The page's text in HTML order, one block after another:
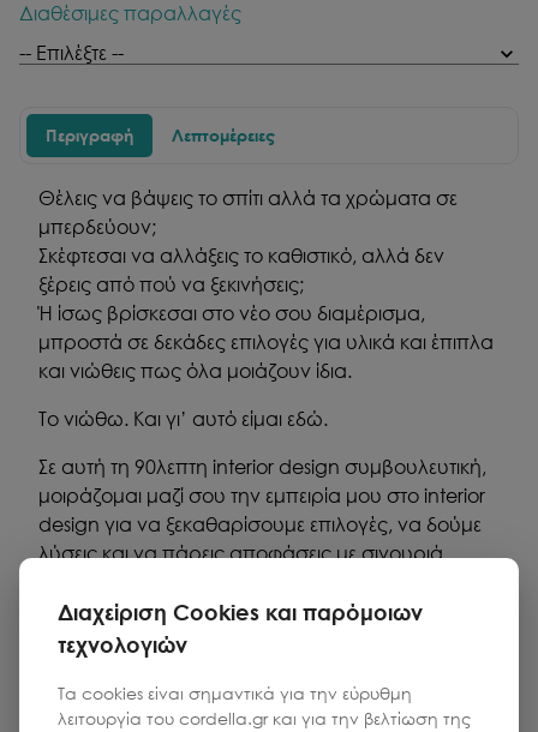
Διαθέσιμες παραλλαγές
Περιγραφή Λεπτομέρειες
Θέλεις να βάψεις το σπίτι αλλά τα χρώματα σε
μπερδεύουν;
Σκέφτεσαι να αλλάξεις το καθιστικό, αλλά δεν
ξέρεις από πού να ξεκινήσεις;
Ή ίσως βρίσκεσαι στο νέο σου διαμέρισμα,
μπροστά σε δεκάδες επιλογές για υλικά και έπιπλα
και νιώθεις πως όλα μοιάζουν ίδια.
Το νιώθω. Και γι’ αυτό είμαι εδώ.
Σε αυτή τη 90λεπτη interior design συμβουλευτική,
μοιράζομαι μαζί σου την εμπειρία μου στο interior
design για να ξεκαθαρίσουμε επιλογές, να δούμε
λύσεις και να πάρεις αποφάσεις με σιγουριά.
Πριν τη συνεδρία μου στέλνεις τις διαστάσεις του
χώρου και φωτογραφίες. Μαζί μπρούμε να
εξετάσουμε νέα διάταξη, να δουλέψουμε με
χρωματολόγια, υλικά και υφές και να επιλέξουμε
Διαχείριση Cookies και παρόμοιων
τεχνολογιών
Τα cookies είναι σημαντικά για την εύρυθμη
λειτουργία του cordella.gr και για την βελτίωση της